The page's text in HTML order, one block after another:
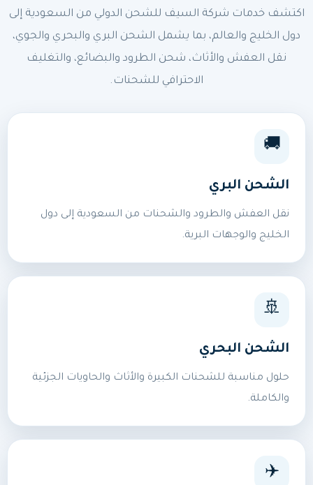
اكتشف خدمات شركة السيف للشحن الدولي من السعودية إلى
دول الخليج والعالم، بما يشمل الشحن البري والبحري والجوي،
نقل العفش والأثاث، شحن الطرود والبضائع، والتغليف
الاحترافي للشحنات.
🚚
الشحن البري
نقل العفش والطرود والشحنات من السعودية إلى دول
الخليج والوجهات البرية.
🚢
الشحن البحري
حلول مناسبة للشحنات الكبيرة والأثاث والحاويات الجزئية
والكاملة.
✈️